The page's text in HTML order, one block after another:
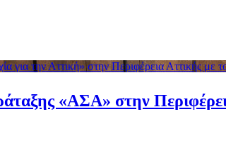
για την Αττική» στην Περιφέρεια Αττικής
«ΑΣΑ» στην